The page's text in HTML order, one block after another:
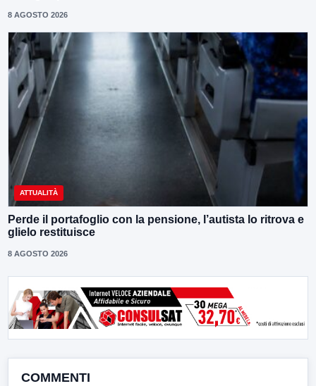
8 AGOSTO 2026
ATTUALITÀ
Perde il portafoglio con la pensione, l’autista lo ritrova e
glielo restituisce
8 AGOSTO 2026
COMMENTI